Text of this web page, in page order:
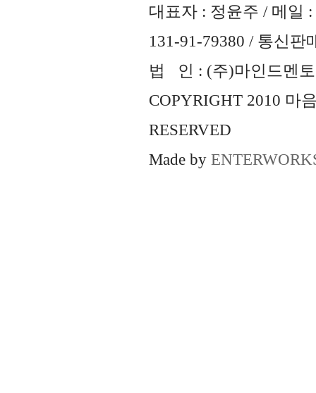
대표자 : 정윤주 / 메일 :
131-91-79380 / 통신판
법 인 : (주)마인드멘토
COPYRIGHT 2010 마
RESERVED
Made by